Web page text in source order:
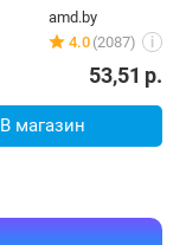
amd.by
4.0 (2087) i
53,51 р.
В магазин